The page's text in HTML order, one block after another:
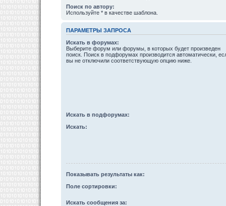
Поиск по автору:
Используйте * в качестве шаблона.
ПАРАМЕТРЫ ЗАПРОСА
Искать в форумах:
Выберите форум или форумы, в которых будет произведен
поиск. Поиск в подфорумах производится автоматически,
вы не отключили соответствующую опцию ниже.
Искать в подфорумах:
Искать:
Показывать результаты как:
Поле сортировки:
Искать сообщения за: